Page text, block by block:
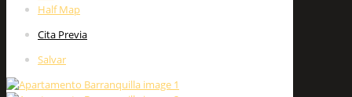
Half Map
Cita Previa
Salvar